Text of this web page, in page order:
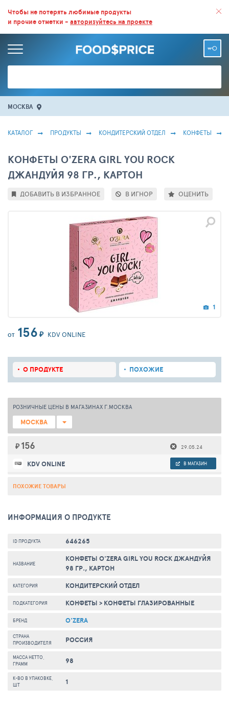
ВСЕ СКИДКИ И ВЫГОДНЫЕ ЦЕНЫ НА ПРОДУКТЫ В МАГАЗИНАХ.
БОЛЬШЕ 100 000 ТОВАРОВ. ЕЖЕДНЕВНОЕ ОБНОВЛЕНИЕ ЦЕН.
Чтобы не потерять любимые продукты
и прочие отметки - авторизуйтесь на проекте
МОСКВА
КАТАЛОГ ПРОДУКТЫ КОНДИТЕРСКИЙ ОТДЕЛ КОНФЕТЫ
КОНФЕТЫ O'ZERA GIRL YOU ROCK
ДЖАНДУЙЯ 98 ГР., КАРТОН
1
ОТ 156 ₽ KDV ONLINE
ДОБАВИТЬ В ИЗБРАННОЕ В ИГНОР ОЦЕНИТЬ
О ПРОДУКТЕ ПОХОЖИЕ
РОЗНИЧНЫЕ ЦЕНЫ В МАГАЗИНАХ Г.МОСКВА
МОСКВА
₽ 156 29.05.24
KDV ONLINE В МАГАЗИН
ПОХОЖИЕ ТОВАРЫ
ИНФОРМАЦИЯ О ПРОДУКТЕ
ID ПРОДУКТА 646265
НАЗВАНИЕ
КОНФЕТЫ O'ZERA GIRL YOU ROCK ДЖАНДУЙЯ
98 ГР., КАРТОН
КАТЕГОРИЯ КОНДИТЕРСКИЙ ОТДЕЛ
ПОДКАТЕГОРИЯ КОНФЕТЫ > КОНФЕТЫ ГЛАЗИРОВАННЫЕ
БРЕНД O'ZERA
СТРАНА
ПРОИЗВОДИТЕЛЯ
РОССИЯ
МАССА НЕТТО,
ГРАММ
98
К-ВО В УПАКОВКЕ,
ШТ
1